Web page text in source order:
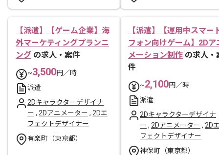
【派遣】【ゲーム企業】海
外マーケティングプランニ
ング の求人・案件
~3,500円／時
派遣
2Dキャラクターデザイナ
ー , 2Dアニメーター , 2Dエ
フェクトデザイナー
有楽町（東京都）
【派遣】【運用中スマー
フォン向けゲーム】2Dア
メーション制作 の求人・
件
~2,100円／時
派遣
2Dキャラクターデザイナ
ー , 2Dアニメーター , 2D
フェクトデザイナー
神保町（東京都）